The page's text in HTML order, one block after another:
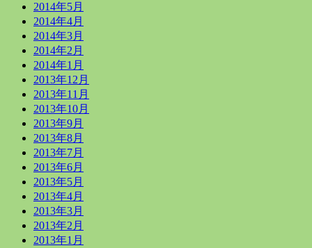
2014年5月
2014年4月
2014年3月
2014年2月
2014年1月
2013年12月
2013年11月
2013年10月
2013年9月
2013年8月
2013年7月
2013年6月
2013年5月
2013年4月
2013年3月
2013年2月
2013年1月